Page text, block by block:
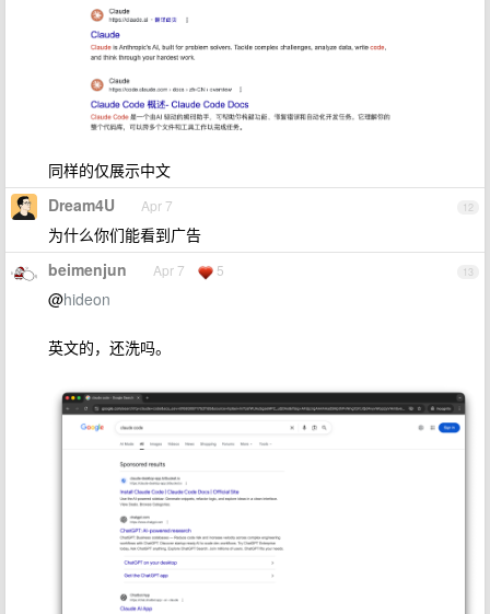
同样的仅展示中文
12
Dream4U Apr 7
为什么你们能看到广告
13
beimenjun Apr 7 5
@hideon
英文的，还洗吗。